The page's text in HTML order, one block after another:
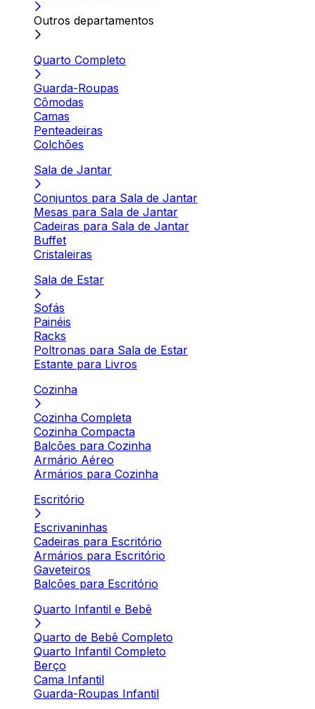
Outros departamentos
Quarto Completo
Guarda-Roupas
Cômodas
Camas
Penteadeiras
Colchões
Sala de Jantar
Conjuntos para Sala de Jantar
Mesas para Sala de Jantar
Cadeiras para Sala de Jantar
Buffet
Cristaleiras
Sala de Estar
Sofás
Painéis
Racks
Poltronas para Sala de Estar
Estante para Livros
Cozinha
Cozinha Completa
Cozinha Compacta
Balcões para Cozinha
Armário Aéreo
Armários para Cozinha
Escritório
Escrivaninhas
Cadeiras para Escritório
Armários para Escritório
Gaveteiros
Balcões para Escritório
Quarto Infantil e Bebê
Quarto de Bebê Completo
Quarto Infantil Completo
Berço
Cama Infantil
Guarda-Roupas Infantil